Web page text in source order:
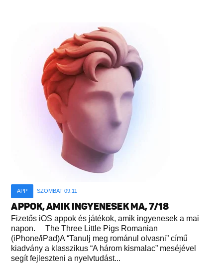
APP SZOMBAT 09:11
APPOK, AMIK INGYENESEK MA, 7/18
Fizetős iOS appok és játékok, amik ingyenesek a mai
napon. The Three Little Pigs Romanian
(iPhone/iPad)A “Tanulj meg románul olvasni” című
kiadvány a klasszikus “A három kismalac” meséjével
segít fejleszteni a nyelvtudást...